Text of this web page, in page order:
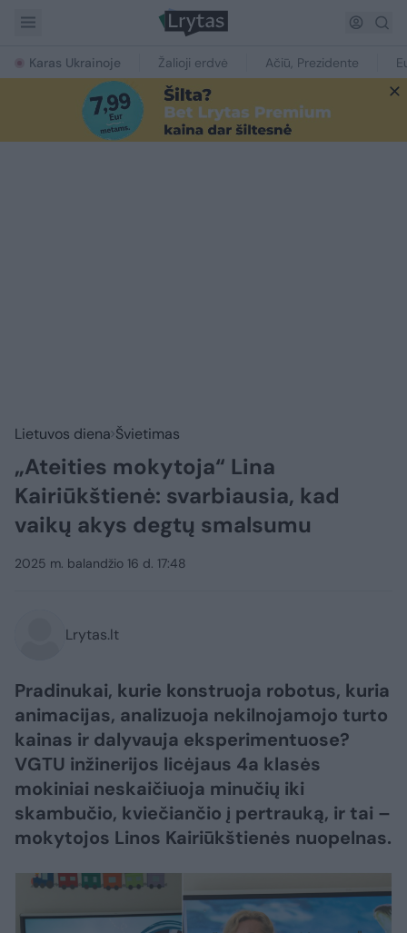
Karas Ukrainoje Žalioji erdvė Ačiū, Prezidente
Lietuvos diena Švietimas
„Ateities mokytoja“ Lina
Kairiūkštienė: svarbiausia, kad
vaikų akys degtų smalsumu
2025 m. balandžio 16 d. 17:48
Lrytas.lt
Pradinukai, kurie konstruoja robotus, kuria
animacijas, analizuoja nekilnojamojo turto
kainas ir dalyvauja eksperimentuose?
VGTU inžinerijos licėjaus 4a klasės
mokiniai neskaičiuoja minučių iki
skambučio, kviečiančio į pertrauką, ir tai –
mokytojos Linos Kairiūkštienės nuopelnas.